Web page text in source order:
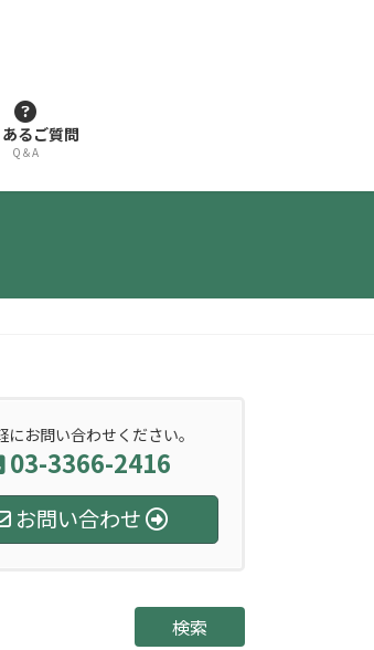
るご質問
Q＆A
にお問い合わせください。
03-3366-2416
お問い合わせ
検索